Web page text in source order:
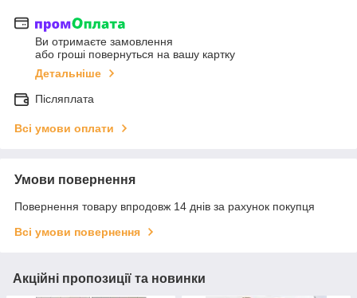
Ви отримаєте замовлення
або гроші повернуться на вашу картку
Детальніше
Післяплата
Всі умови оплати
Умови повернення
Повернення товару впродовж 14 днів за рахунок покупця
Всі умови повернення
Акційні пропозиції та новинки